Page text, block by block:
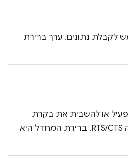
לקבלת נתונים. ערך ברירת
או להשבית את בקרת
הזרימה של החומרה RTS/CTS. ברירת המחדל היא